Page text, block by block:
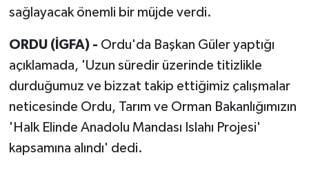
sağlayacak önemli bir müjde verdi.
ORDU (İGFA) - Ordu'da Başkan Güler yaptığı
açıklamada, 'Uzun süredir üzerinde titizlikle
durduğumuz ve bizzat takip ettiğimiz çalışmalar
neticesinde Ordu, Tarım ve Orman Bakanlığımızın
'Halk Elinde Anadolu Mandası Islahı Projesi'
kapsamına alındı' dedi.